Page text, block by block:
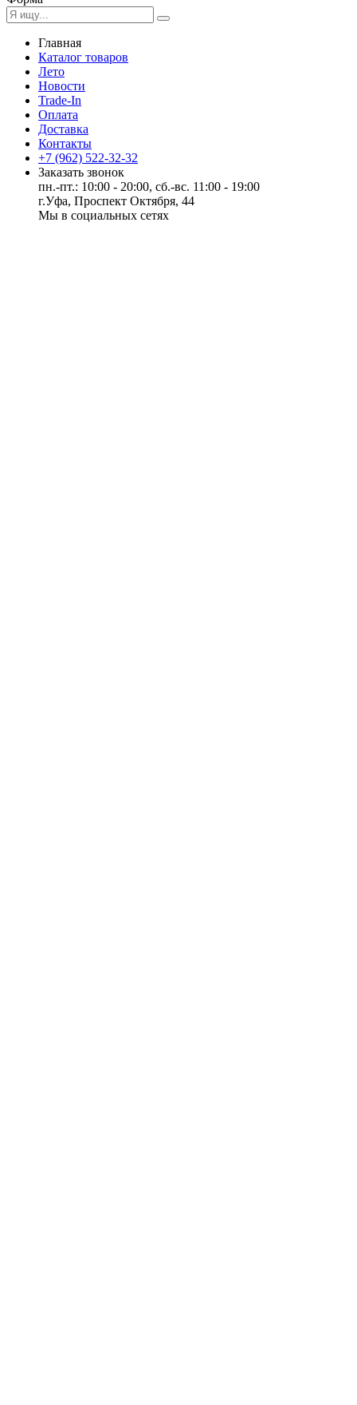
Главная
Каталог товаров
Лето
Новости
Trade-In
Оплата
Доставка
Контакты
+7 (962) 522-32-32
Заказать звонок
пн.-пт.: 10:00 - 20:00, сб.-вс. 11:00 - 19:00
г.Уфа, Проспект Октября, 44
Мы в социальных сетях